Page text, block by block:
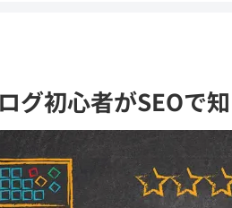
グ初心者がSEOで